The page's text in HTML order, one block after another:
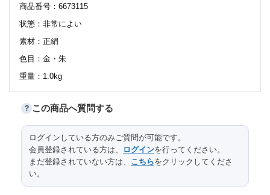
商品番号：6673115
状態：非常によい
素材：正絹
色目：金・朱
重量：1.0kg
サイズ（cm）
長さ 424
幅 31
? この商品へ質問する
ログインしている方のみご質問が可能です。
会員登録されている方は、
ログインを行ってください。
まだ登録されていない方は、 こちらをクリックしてくださ
い。